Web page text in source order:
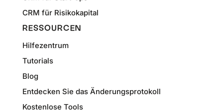
CRM für Risikokapital
RESSOURCEN
Hilfezentrum
Tutorials
Blog
Entdecken Sie das Änderungsprotokoll
Kostenlose Tools